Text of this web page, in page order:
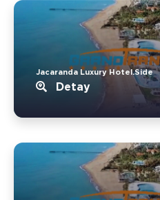
Jacaranda Luxury Hotel.Side
Detay